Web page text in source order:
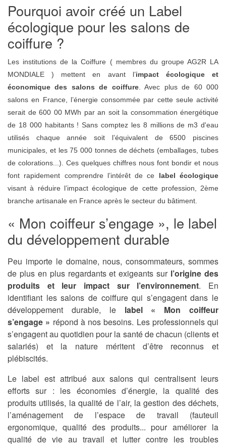
Pourquoi avoir créé un Label
écologique pour les salons de
coiffure ?
Les institutions de la Coiffure ( membres du groupe AG2R LA
MONDIALE ) mettent en avant l’impact écologique et
économique des salons de coiffure. Avec plus de 60 000
salons en France, l’énergie consommée par cette seule activité
serait de 600 00 MWh par an soit la consommation énergétique
de 18 000 habitants ! Sans comptez les 8 millions de m3 d'eau
utilisés chaque année soit l’équivalent de 6500 piscines
municipales, et les 75 000 tonnes de déchets (emballages, tubes
de colorations...). Ces quelques chiffres nous font bondir et nous
font rapidement comprendre l’intérêt de ce label écologique
visant à réduire l’impact écologique de cette profession, 2ème
branche artisanale en France après le secteur du bâtiment.
« Mon coiffeur s’engage », le label
du développement durable
Peu importe le domaine, nous, consommateurs, sommes
de plus en plus regardants et exigeants sur l’origine des
produits et leur impact sur l’environnement. En
identifiant les salons de coiffure qui s’engagent dans le
développement durable, lelabel « Mon coiffeur
s’engage » répond à nos besoins. Les professionnels qui
s’engagent au quotidien pour la santé de chacun (clients et
salariés) et la nature méritent d’être reconnus et
plébiscités.
Le label est attribué aux salons qui centralisent leurs
efforts sur : les économies d’énergie, la qualité des
produits utilisés, la qualité de l’air, la gestion des déchets,
l’aménagement de l’espace de travail (fauteuil
ergonomique, qualité des produits... pour améliorer la
qualité de vie au travail et lutter contre les troubles